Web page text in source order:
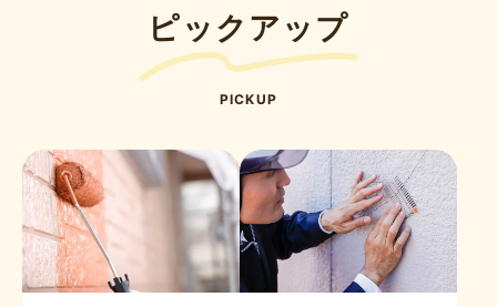
ピックアップ
PICKUP